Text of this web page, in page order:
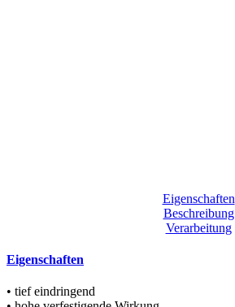
Eigenschaften
Beschreibung
Verarbeitung
Eigenschaften
• tief eindringend